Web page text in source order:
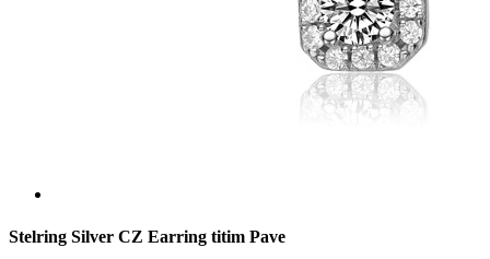
Stelring Silver CZ Earring titim Pave